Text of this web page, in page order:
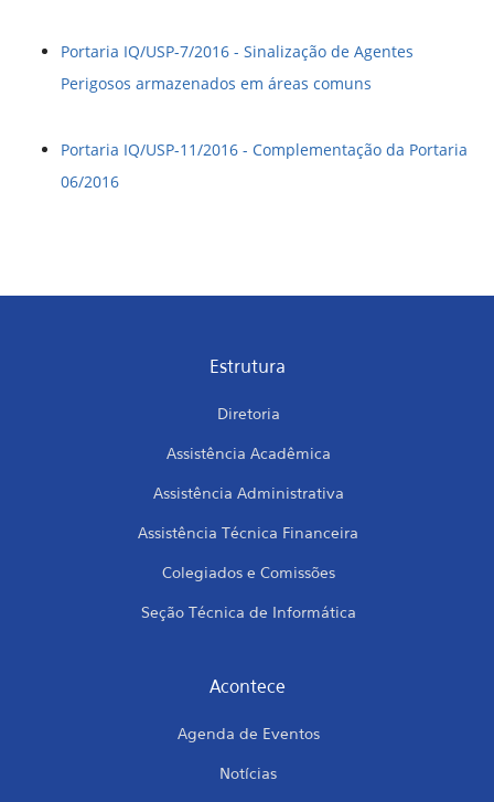
Portaria IQ/USP-7/2016 - Sinalização de Agentes
Perigosos armazenados em áreas comuns
Portaria IQ/USP-11/2016 - Complementação da Portaria
06/2016
Estrutura
Diretoria
Assistência Acadêmica
Assistência Administrativa
Assistência Técnica Financeira
Colegiados e Comissões
Seção Técnica de Informática
Acontece
Agenda de Eventos
Notícias